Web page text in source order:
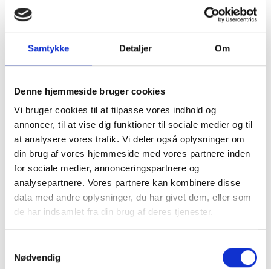
Samtykke Detaljer Om
Denne hjemmeside bruger cookies
Vi bruger cookies til at tilpasse vores indhold og
annoncer, til at vise dig funktioner til sociale medier og til
at analysere vores trafik. Vi deler også oplysninger om
din brug af vores hjemmeside med vores partnere inden
for sociale medier, annonceringspartnere og
analysepartnere. Vores partnere kan kombinere disse
data med andre oplysninger, du har givet dem, eller som
de har indsamlet fra din brug af deres tjenester.
Nødvendig
Klassisk cardigan i en
smuk klar og lysende
mørkeblå farve.
Den er fremstillet af en lækker bomuld/silke
blanding fra King Louie
Skøn kvalitet, blød og mega lækker.
Mere information
BESKRIVELSE